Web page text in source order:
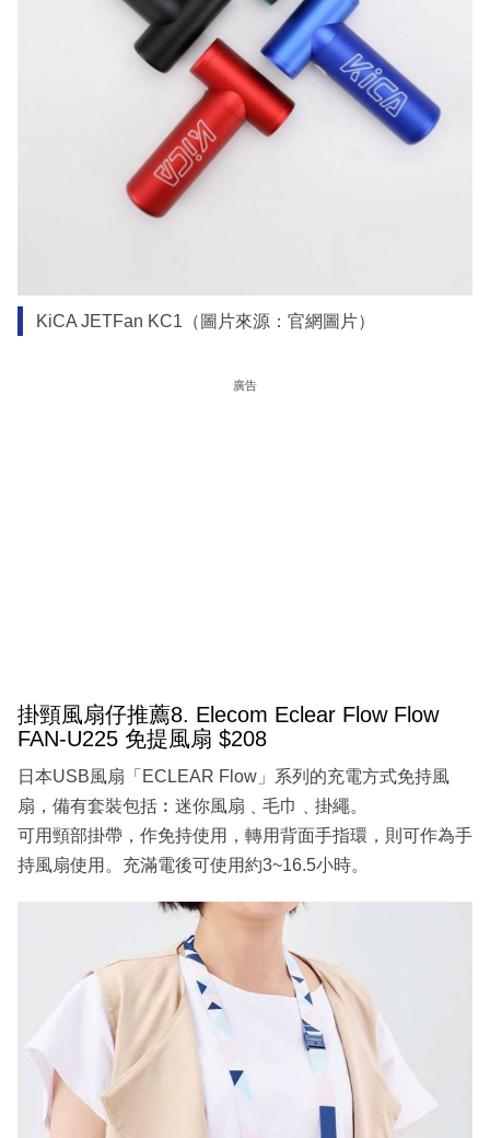
KiCA JETFan KC1（圖片來源：官網圖片）
廣告
掛頸風扇仔推薦8. Elecom Eclear Flow Flow
FAN-U225 免提風扇 $208
日本USB風扇「ECLEAR Flow」系列的充電方式免持風
扇，備有套裝包括︰迷你風扇﹑毛巾﹑掛繩。
可用頸部掛帶，作免持使用，轉用背面手指環，則可作為手
持風扇使用。充滿電後可使用約3~16.5小時。